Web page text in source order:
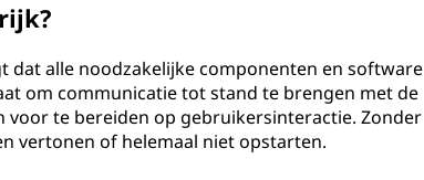
alle noodzakelijke componenten en software
om communicatie tot stand te brengen met de
voor te bereiden op gebruikersinteractie. Zonder
vertonen of helemaal niet opstarten.